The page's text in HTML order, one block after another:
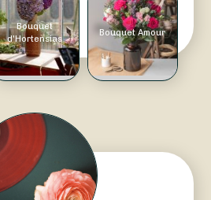
Bouquet
d'Hortensias
Bouquet Amour